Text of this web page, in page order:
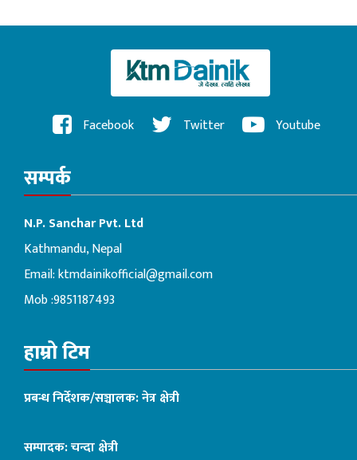
Facebook Twitter Youtube
सम्पर्क
N.P. Sanchar Pvt. Ltd
Kathmandu, Nepal
Email:ktmdainikofficial@gmail.com
Mob :9851187493
हाम्रो टिम
प्रबन्ध निर्देशक/सञ्चालक: नेत्र क्षेत्री
सम्पादक: चन्दा क्षेत्री